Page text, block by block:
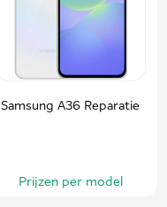
Samsung A36 Reparatie
Prijzen per model